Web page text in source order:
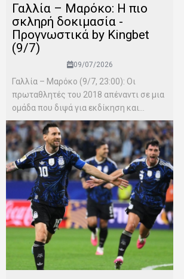
Γαλλία – Μαρόκο: Η πιο
σκληρή δοκιμασία -
Προγνωστικά by Kingbet
(9/7)
09/07/2026
Γαλλία – Μαρόκο (9/7, 23:00): Οι
πρωταθλητές του 2018 απέναντι σε μια
ομάδα που διψά για εκδίκηση και...